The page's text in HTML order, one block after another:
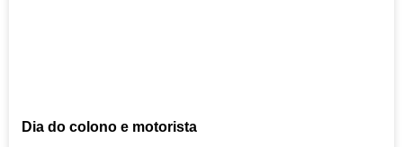
Dia do colono e motorista